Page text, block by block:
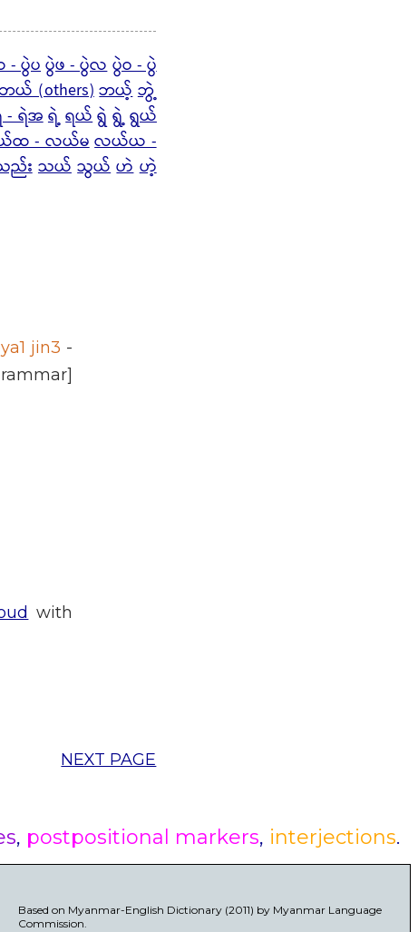
- ပွဲပပွဲဖ - ပွဲလ ပွဲဝ - ပွဲ
ဘယ် (others)ဘယ့်ဘွဲ့
- ရဲအရဲ့ ရယ်ရွဲ ရွဲ့ ရွယ်
ထ - လယ်မလယ်ယ -
ည်း သယ် သွယ် ဟဲ ဟဲ့
jin3 -
with
NEXT PAGE
, postpositional markers, interjections.
Based on Myanmar-English Dictionary (2011) by Myanmar Language
Commission.